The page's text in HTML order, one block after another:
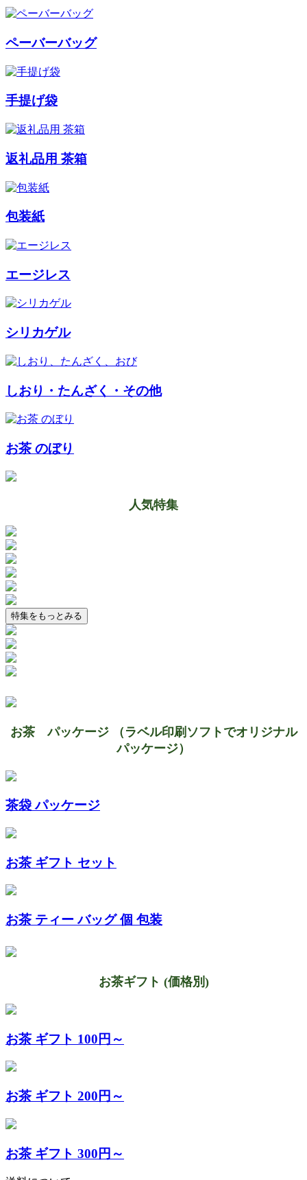
ペーバーバッグ
手提げ袋
返礼品用 茶箱
包装紙
エージレス
シリカゲル
しおり・たんざく・その他
お茶 のぼり
人気特集
特集をもっとみる
お茶 パッケージ （ラベル印刷ソフトでオリジナル
パッケージ）
茶袋 パッケージ
お茶 ギフト セット
お茶 ティー バッグ 個 包装
お茶ギフト (価格別)
お茶 ギフト 100円～
お茶 ギフト 200円～
お茶 ギフト 300円～